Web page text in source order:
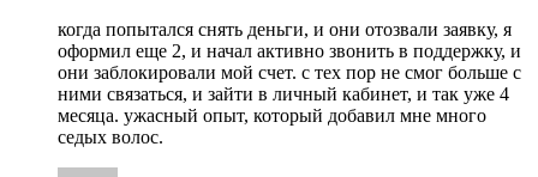
когда попытался снять деньги, и они отозвали заявку, я
оформил еще 2, и начал активно звонить в поддержку, и
они заблокировали мой счет. с тех пор не смог больше с
ними связаться, и зайти в личный кабинет, и так уже 4
месяца. ужасный опыт, который добавил мне много
седых волос.